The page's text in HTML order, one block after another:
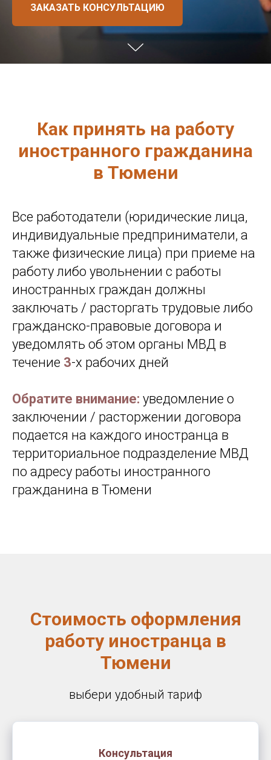
ЗАКАЗАТЬ КОНСУЛЬТАЦИЮ
Как принять на работу
иностранного гражданина
в Тюмени
Все работодатели (юридические лица,
индивидуальные предприниматели, а
также физические лица) при приеме на
работу либо увольнении с работы
иностранных граждан должны
заключать / расторгать трудовые либо
гражданско-правовые договора и
уведомлять об этом органы МВД в
течение 3-х рабочих дней
Обратите внимание: уведомление о
заключении / расторжении договора
подается на каждого иностранца в
территориальное подразделение МВД
по адресу работы иностранного
гражданина в Тюмени
Стоимость оформления
работу иностранца в
Тюмени
выбери удобный тариф
Консультация